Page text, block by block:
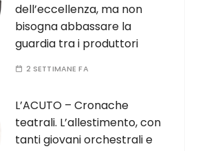
dell’eccellenza, ma non
bisogna abbassare la
guardia tra i produttori
2 SETTIMANE FA
L’ACUTO – Cronache
teatrali. L’allestimento, con
tanti giovani orchestrali e